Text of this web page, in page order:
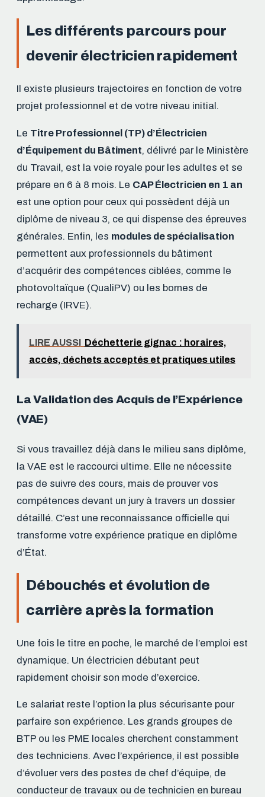
Les différents parcours pour
devenir électricien rapidement
Il existe plusieurs trajectoires en fonction de votre
projet professionnel et de votre niveau initial.
Le Titre Professionnel (TP) d’Électricien
d’Équipement du Bâtiment, délivré par le Ministère
du Travail, est la voie royale pour les adultes et se
prépare en 6 à 8 mois. Le CAP Électricien en 1 an
est une option pour ceux qui possèdent déjà un
diplôme de niveau 3, ce qui dispense des épreuves
générales. Enfin, les modules de spécialisation
permettent aux professionnels du bâtiment
d’acquérir des compétences ciblées, comme le
photovoltaïque (QualiPV) ou les bornes de
recharge (IRVE).
LIRE AUSSI Déchetterie gignac : horaires,
accès, déchets acceptés et pratiques utiles
La Validation des Acquis de l’Expérience
(VAE)
Si vous travaillez déjà dans le milieu sans diplôme,
la VAE est le raccourci ultime. Elle ne nécessite
pas de suivre des cours, mais de prouver vos
compétences devant un jury à travers un dossier
détaillé. C’est une reconnaissance officielle qui
transforme votre expérience pratique en diplôme
d’État.
Débouchés et évolution de
carrière après la formation
Une fois le titre en poche, le marché de l’emploi est
dynamique. Un électricien débutant peut
rapidement choisir son mode d’exercice.
Le salariat reste l’option la plus sécurisante pour
parfaire son expérience. Les grands groupes de
BTP ou les PME locales cherchent constamment
des techniciens. Avec l’expérience, il est possible
d’évoluer vers des postes de chef d’équipe, de
conducteur de travaux ou de technicien en bureau